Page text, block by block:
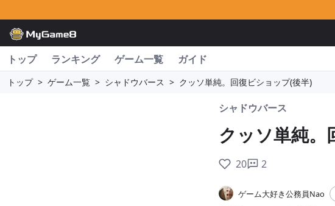
トップ ランキング ゲーム一覧 ガイド
トップ > ゲーム一覧 > シャドウバース > クッソ単純。回復ビショップ(後半)
シャドウバース
クッソ単純。
20 2
ゲーム大好き公務員Nao